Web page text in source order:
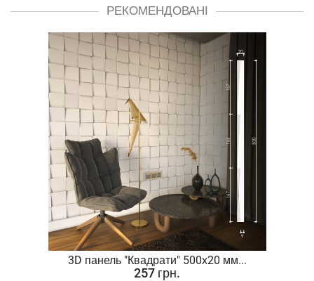
РЕКОМЕНДОВАНІ
3D панель "Квадрати" 500х20 мм...
257 грн.